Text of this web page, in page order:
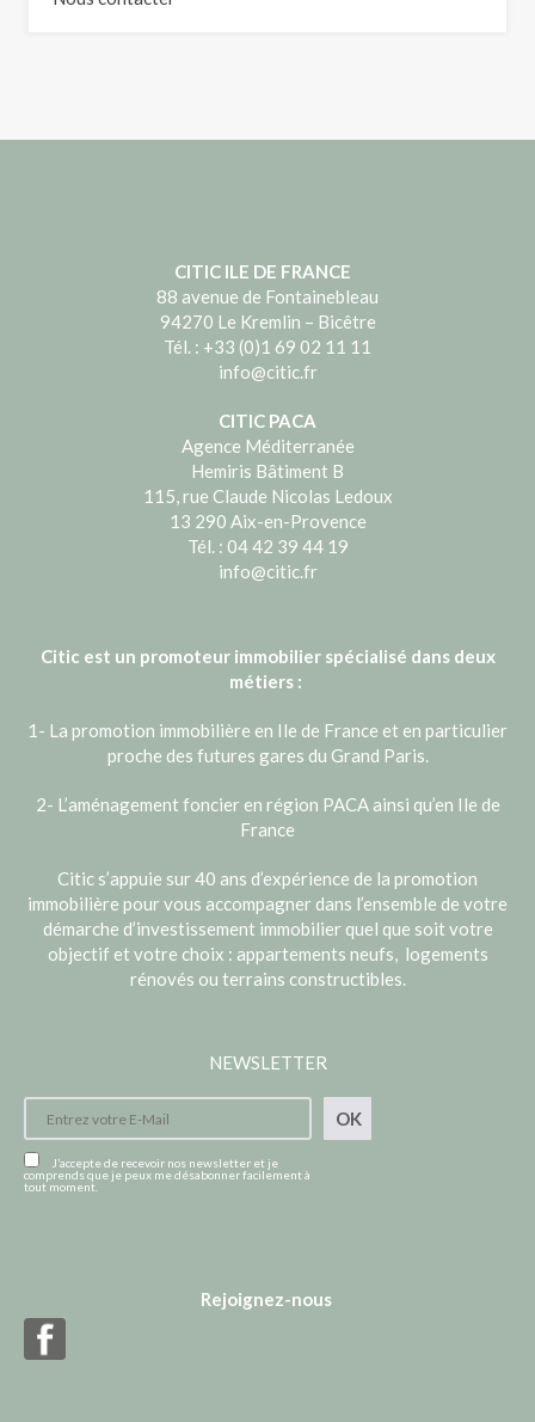
CITIC ILE DE FRANCE
88 avenue de Fontainebleau
94270 Le Kremlin – Bicêtre
Tél. : +33 (0)1 69 02 11 11
info@citic.fr
CITIC PACA
Agence Méditerranée
Hemiris Bâtiment B
115, rue Claude Nicolas Ledoux
13 290 Aix-en-Provence
Tél. : 04 42 39 44 19
info@citic.fr
Citic est un promoteur immobilier spécialisé dans deux
métiers :
1- La promotion immobilière en Ile de France et en particulier
proche des futures gares du Grand Paris.
2- L’aménagement foncier en région PACA ainsi qu’en Ile de
France
Citic s’appuie sur 40 ans d’expérience de la promotion
immobilière pour vous accompagner dans l’ensemble de votre
démarche d’investissement immobilier quel que soit votre
objectif et votre choix : appartements neufs, logements
rénovés ou terrains constructibles.
NEWSLETTER
J’accepte de recevoir nos newsletter et je
comprends que je peux me désabonner facilement à
tout moment.
OK
Rejoignez-nous